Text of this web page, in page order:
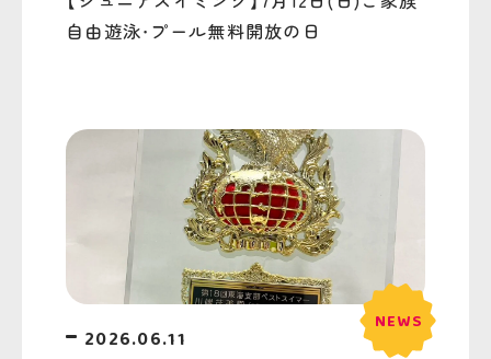
自由遊泳・プール無料開放の日
2026.06.11